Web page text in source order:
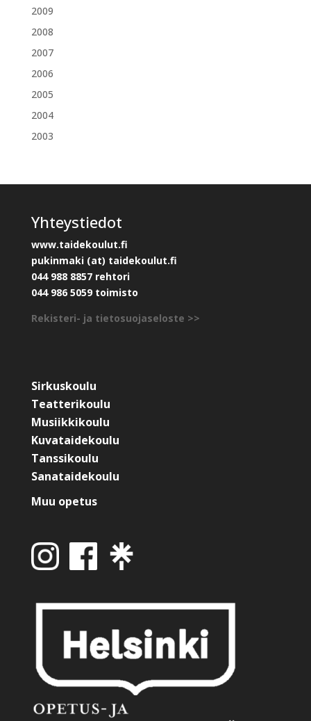
2009
2008
2007
2006
2005
2004
2003
Yhteystiedot
www.taidekoulut.fi
pukinmaki (at) taidekoulut.fi
044 988 8857 rehtori
044 986 5059 toimisto
Rekisteri- ja tietosuojaseloste >>
Sirkuskoulu
Teatterikoulu
Musiikkikoulu
Kuvataidekoulu
Tanssikoulu
Sanataidekoulu
Muu opetus